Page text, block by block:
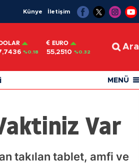
Künye İletişim
%0.18
EURO
55,2510 %0.32
Ara
MENÜ
Var
takılan tablet, amfi ve